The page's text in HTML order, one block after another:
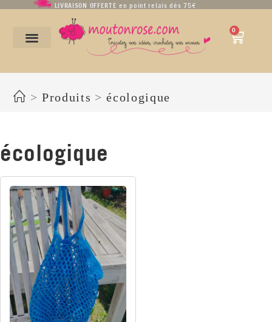
LIVRAISON OFFERTE en point relais dès 75€
0
> Produits > écologique
écologique